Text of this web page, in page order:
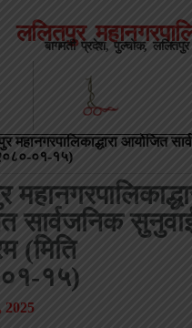
ललितपुर
बागमती प्रदेश, पुल्चोक, ललितपुर
महानगरपालिकाद्धारा आयोजित
०१-१५)
सार्वजनिक
(मिति
१५)
2025